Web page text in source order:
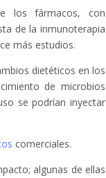
los fármacos, con
de la inmunoterapia
más estudios.
dietéticos en los
de microbios
se podrían inyectar
comerciales.
algunas de ellas